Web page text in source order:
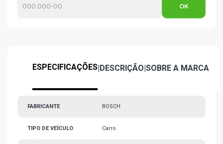
ESPECIFICAÇÕES|DESCRIÇÃO|SOBRE A MARCA
FABRICANTE BOSCH
TIPO DE VEÍCULO Carro